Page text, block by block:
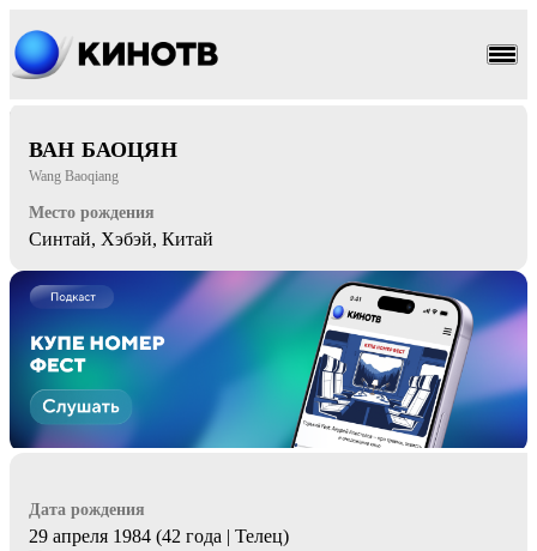
ВАН БАОЦЯН
Wang Baoqiang
Место рождения
Синтай, Хэбэй, Китай
Дата рождения
29 апреля 1984 (42 года | Телец)